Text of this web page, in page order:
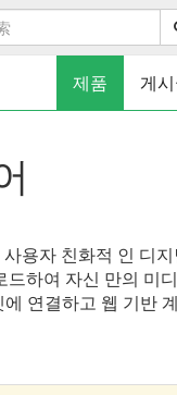
제품 게
용자 친화적 인 디
하여 자신 만의 미
연결하고 웹 기반